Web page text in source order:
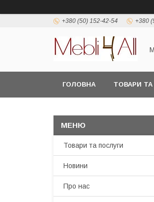
+380 (50) 152-42-54 +380
ГОЛОВНА ТОВАРИ
Товари та послуги
Новини
Про нас